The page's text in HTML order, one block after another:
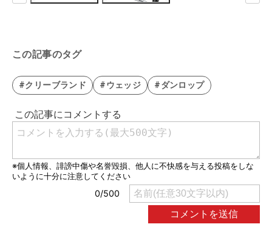
この記事のタグ
#クリーブランド #ウェッジ #ダンロップ